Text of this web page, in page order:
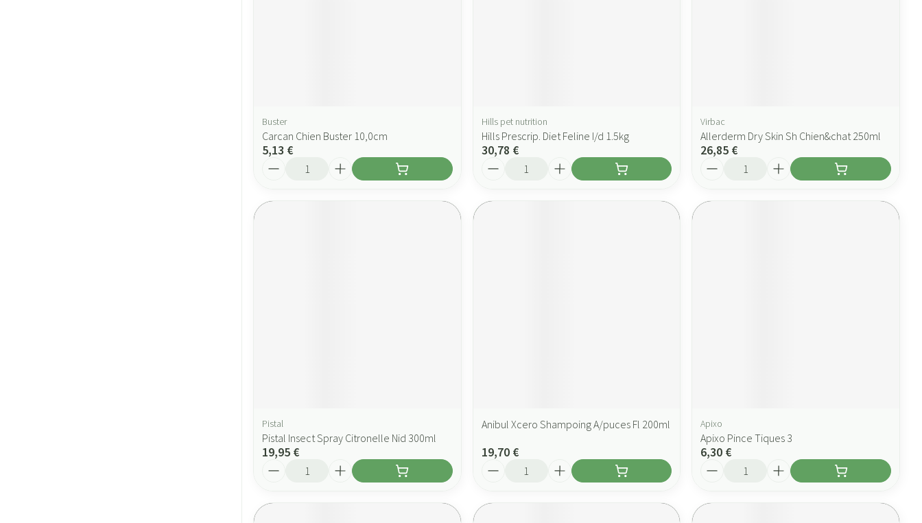
Buster
Carcan Chien Buster 10,0cm
5,13 €
Hills pet nutrition
Hills Prescrip. Diet Feline I/d 1.5kg
30,78 €
Virbac
Allerderm Dry Skin Sh Chien&chat 250ml
26,85 €
Pistal
Pistal Insect Spray Citronelle Nid 300ml
19,95 €
Anibul Xcero Shampoing A/puces Fl 200ml
19,70 €
Apixo
Apixo Pince Tiques 3
6,30 €